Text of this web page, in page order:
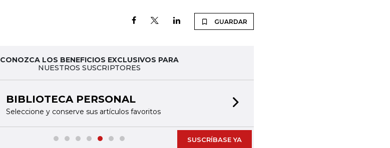
GUARDAR
CONOZCA LOS BENEFICIOS EXCLUSIVOS PARA
NUESTROS SUSCRIPTORES
BIBLIOTECA PERSONAL
Seleccione y conserve sus artículos favoritos
SUSCRÍBASE YA